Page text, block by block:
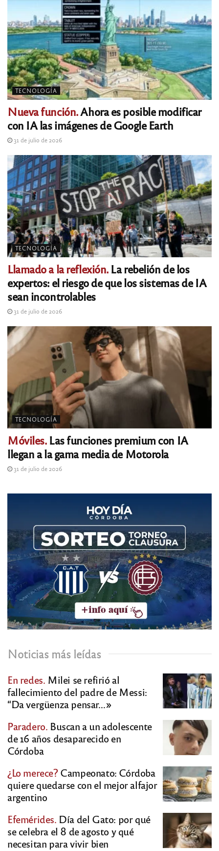
TECNOLOGÍA
Nueva función.Ahora es posible modificar
con IA las imágenes de Google Earth
31 de julio de 2026
TECNOLOGÍA
Llamado a la reflexión.La rebelión de los
expertos: el riesgo de que los sistemas de IA
sean incontrolables
31 de julio de 2026
TECNOLOGÍA
Móviles.Las funciones premium con IA
llegan a la gama media de Motorola
31 de julio de 2026
Noticias más leídas
En redes. Milei se refirió al
fallecimiento del padre de Messi:
“Da vergüenza pensar…»
Paradero. Buscan a un adolescente
de 16 años desaparecido en
Córdoba
¿Lo merece?Campeonato: Córdoba
quiere quedarse con el mejor alfajor
argentino
Efemérides. Día del Gato: por qué
se celebra el 8 de agosto y qué
necesitan para vivir bien